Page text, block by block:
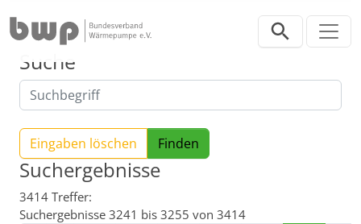
Suche
Eingaben löschen
Suchergebnisse
3414 Treffer:
Suchergebnisse 3241 bis 3255 von 3414